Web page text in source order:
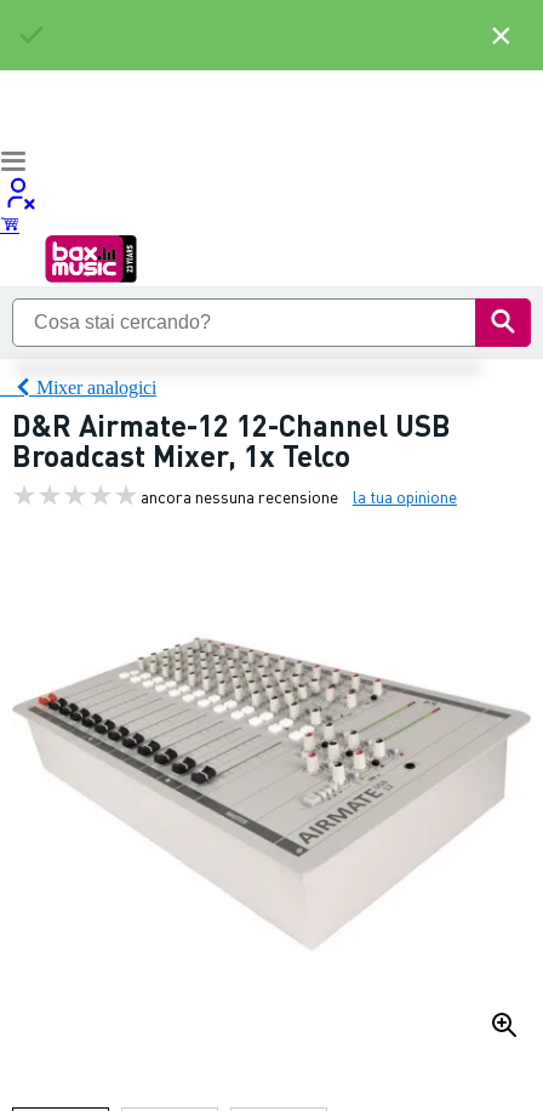
Mixer analogici
D&R Airmate-12 12-Channel USB
Broadcast Mixer, 1x Telco
ancora nessuna recensione la tua opinione
×